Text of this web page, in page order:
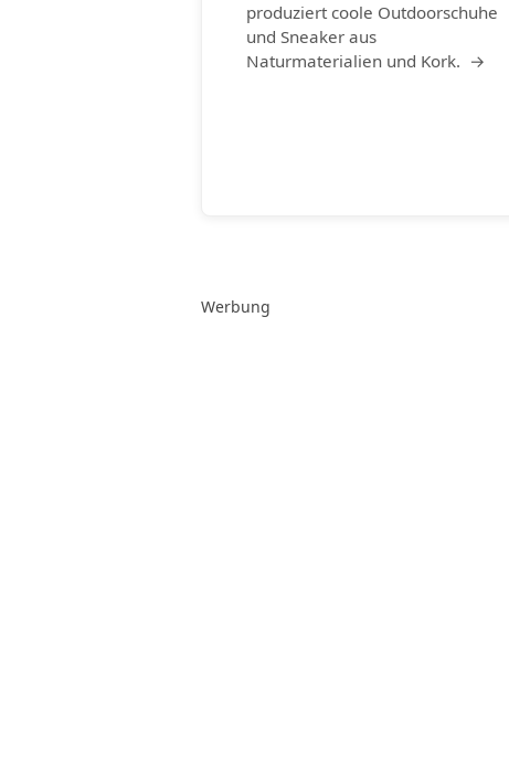
produziert coole Outdoorschuhe
und Sneaker aus
Naturmaterialien und Kork. →
Werbung